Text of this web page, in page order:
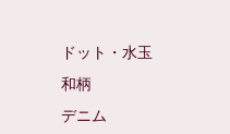
ドット・水玉
和柄
デニム